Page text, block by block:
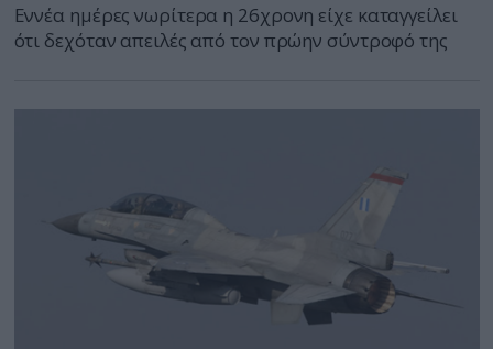
Εννέα ημέρες νωρίτερα η 26χρονη είχε καταγγείλει
ότι δεχόταν απειλές από τον πρώην σύντροφό της